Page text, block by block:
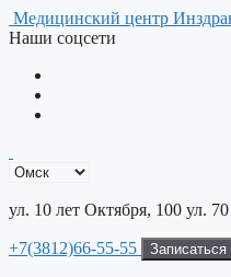
Перейти
к
Медицинский центр
Наши соцсети
ул. 10 лет Октября, 100 ул.
+7(3812)66-55-55 Записаться